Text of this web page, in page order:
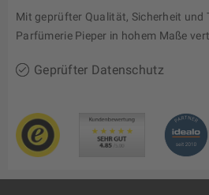
Mit geprüfter Qualität, Sicherheit und
Parfümerie Pieper in hohem Maße
Geprüfter Datenschutz